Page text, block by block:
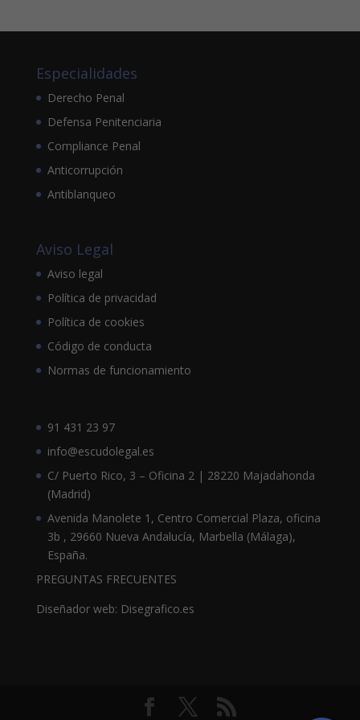
Especialidades
Derecho Penal
Defensa Penitenciaria
Compliance Penal
Anticorrupción
Antiblanqueo
Aviso Legal
Aviso legal
Política de privacidad
Política de cookies
Código de conducta
Normas de funcionamiento
91 431 23 97
info@escudolegal.es
C/ Puerto Rico, 3 – Oficina 2 | 28220 Majadahonda
(Madrid)
Avenida Manolete 1, Centro Comercial Plaza, oficina
3b , 29660 Nueva Andalucía, Marbella (Málaga),
España.
PREGUNTAS FRECUENTES
Diseñador web: Disegrafico.es